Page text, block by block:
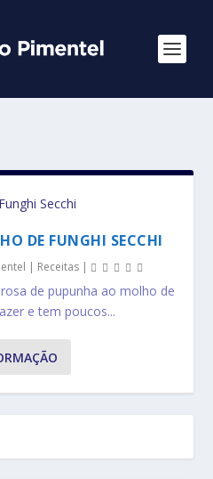
DE FUNGHI SECCHI
| Receitas |
de pupunha ao molho de
e tem poucos...